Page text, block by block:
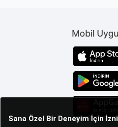
çeker. Farklı boyuttaki
model ve ışık
beğenisine sunulur.
Kare tavan spotları,
tasarımlarıyla
Odak aydınlatma
vurgulamak için ideal
ofislerde ve ticari
Tavan spot fiyatları
Mobil